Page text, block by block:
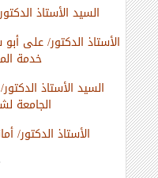
السيد الأستاذ
الأستاذ الدكتور/ على
خدمة
السيد الأستاذ
الجامعة
الأستاذ الدكتور/